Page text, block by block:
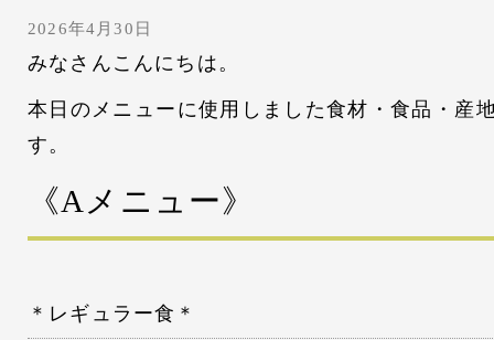
2026年4月30日
みなさんこんにちは。
本日のメニューに使用しました食材・食品・産
す。
《Aメニュー》
＊レギュラー食＊